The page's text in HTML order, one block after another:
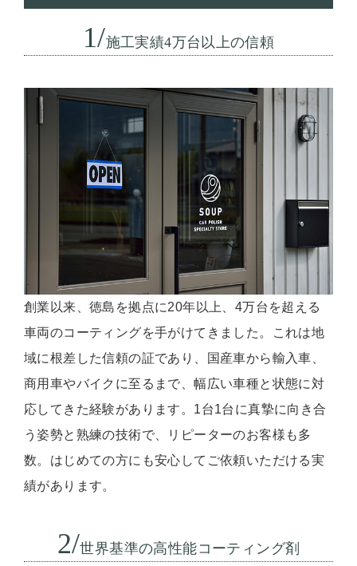
1/施工実績4万台以上の信頼
創業以来、徳島を拠点に20年以上、4万台を超える
車両のコーティングを手がけてきました。これは地
域に根差した信頼の証であり、国産車から輸入車、
商用車やバイクに至るまで、幅広い車種と状態に対
応してきた経験があります。1台1台に真摯に向き合
う姿勢と熟練の技術で、リピーターのお客様も多
数。はじめての方にも安心してご依頼いただける実
績があります。
2/世界基準の高性能コーティング剤